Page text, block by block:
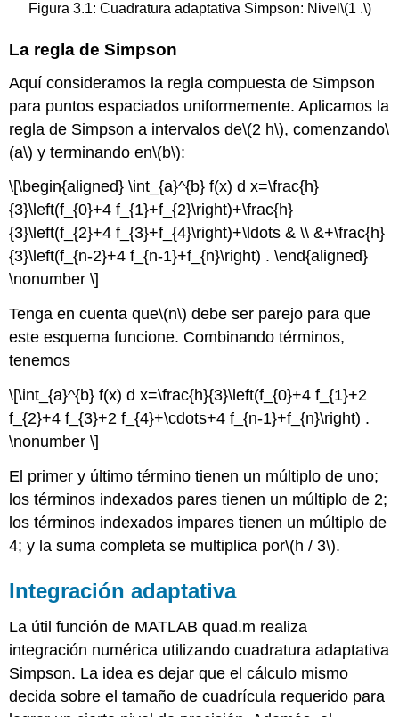
Figura 3.1: Cuadratura adaptativa Simpson: Nivel \(1 .\)
La regla de Simpson
Aquí consideramos la regla compuesta de Simpson
para puntos espaciados uniformemente. Aplicamos la
regla de Simpson a intervalos de\(2 h\), comenzando\
(a\) y terminando en\(b\):
\[\begin{aligned} \int_{a}^{b} f(x) d x=\frac{h}
{3}\left(f_{0}+4 f_{1}+f_{2}\right)+\frac{h}
{3}\left(f_{2}+4 f_{3}+f_{4}\right)+\ldots & \\ &+\frac{h}
{3}\left(f_{n-2}+4 f_{n-1}+f_{n}\right) . \end{aligned}
\nonumber \]
Tenga en cuenta que\(n\) debe ser parejo para que
este esquema funcione. Combinando términos,
tenemos
\[\int_{a}^{b} f(x) d x=\frac{h}{3}\left(f_{0}+4 f_{1}+2
f_{2}+4 f_{3}+2 f_{4}+\cdots+4 f_{n-1}+f_{n}\right) .
\nonumber \]
El primer y último término tienen un múltiplo de uno;
los términos indexados pares tienen un múltiplo de 2;
los términos indexados impares tienen un múltiplo de
4; y la suma completa se multiplica por\(h / 3\).
Integración adaptativa
La útil función de MATLAB quad.m realiza
integración numérica utilizando cuadratura adaptativa
Simpson. La idea es dejar que el cálculo mismo
decida sobre el tamaño de cuadrícula requerido para